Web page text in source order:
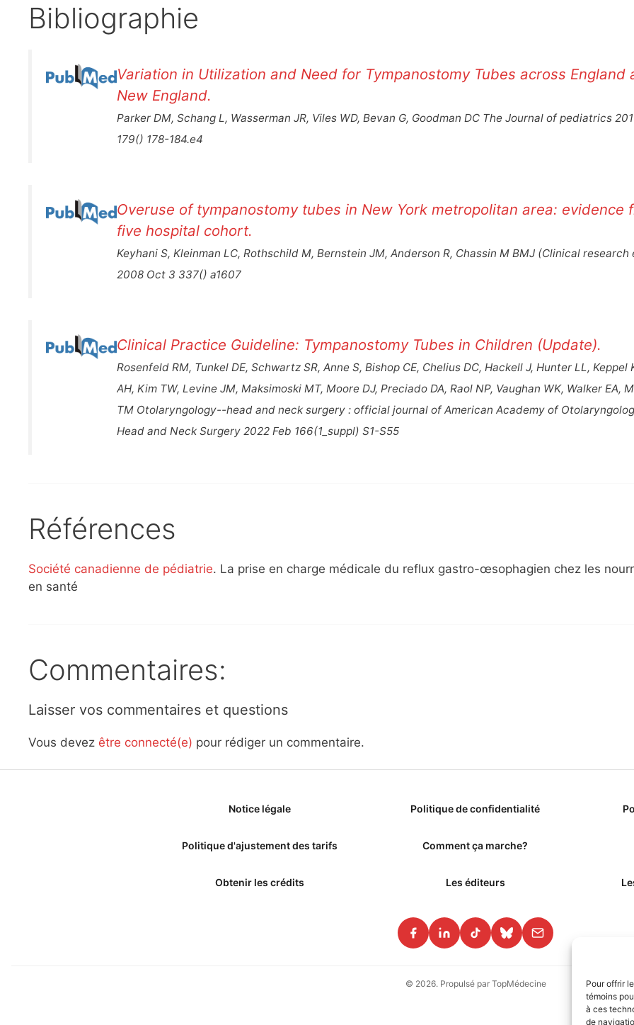
Pour offrir
témoins
à ces
de
Bibliographie
Variation in Utilization and Need for Tympanostomy Tubes across England
New England.
Parker DM, Schang L, Wasserman JR, Viles WD, Bevan G, Goodman DC The Journal of pediatrics
179() 178-184.e4
Overuse of tympanostomy tubes in New York metropolitan area: evidence
five hospital cohort.
Keyhani S, Kleinman LC, Rothschild M, Bernstein JM, Anderson R, Chassin M BMJ (Clinical research
2008 Oct 3 337() a1607
Clinical Practice Guideline: Tympanostomy Tubes in Children (Update).
Rosenfeld RM, Tunkel DE, Schwartz SR, Anne S, Bishop CE, Chelius DC, Hackell J, Hunter LL, Keppel
AH, Kim TW, Levine JM, Maksimoski MT, Moore DJ, Preciado DA, Raol NP, Vaughan WK, Walker EA,
TM Otolaryngology--head and neck surgery : official journal of American Academy of
Head and Neck Surgery 2022 Feb 166(1_suppl) S1-S55
Références
Société canadienne de pédiatrie. La prise en charge médicale du reflux gastro-œsophagien chez les
en santé
Commentaires:
Laisser vos commentaires et questions
Vous devez être connecté(e) pour rédiger un commentaire.
Notice légale Politique de confidentialité
Politique d'ajustement des tarifs Comment ça marche?
Obtenir les crédits Les éditeurs
© 2026. Propulsé par TopMédecine